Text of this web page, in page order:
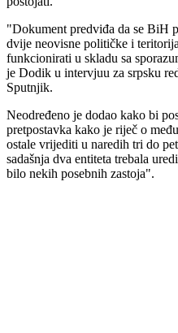
"Dokument predviđa da se BiH
dvije neovisne političke i
funkcionirati u skladu sa
je Dodik u intervjuu za srpsku
Sputnjik.
Neodređeno je dodao kako bi
pretpostavka kako je riječ o
ostale vrijediti u naredih tri do
sadašnja dva entiteta trebala
bilo nekih posebnih zastoja".